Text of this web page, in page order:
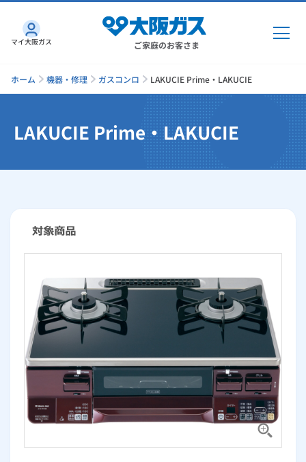
ご家庭のお客さま
ガス・電気
ガス
GAS得プラン
一般料金
「大阪ガスの都市ガス」への切り替えについて
電気トップ
「大阪ガスの電気」が選ばれる理由
電気料金メニュー
お手続きから使用開始までの流れ
まとめプラン紹介
ガスと電気の
使用開始の申込
ガスと電気の使用中止の申込
さすガねっとのメリット
料金プラン
工事・開通までの流れ
通信速度測定
まとめプラン紹介
機器・修理
機器
キッチン
ガスコンロ
ガス炊飯器
ガスオーブン
バス・洗面
ガス給湯器
ガス温水浴室暖房乾燥機
リビング・空調
ガスファンヒーター
発電・省エネ
修理
故障診断
エラーコード診断
取扱説明書を探す
定額サービス
らく得リース
らく得保証
くらしのサービストップ
リフォーム・リノベーション
リフォーム・リノベーショントップ
住ミカタ・リフォーム
リノベーション「マイリノ」
安心・安全
住ミカタ・サービス
ホームセキュリティ
便利・おトク
スマイLINK
お手続き・サポート
お手続き一覧
お客さまサポート
お問い合わせ
ショールーム Daigasコラム
総合TOP 業務用・産業用のお客さま 企業情報
マイ大阪ガス
ホーム 機器・修理 ガスコンロ LAKUCIE Prime・LAKUCIE
LAKUCIE Prime・LAKUCIE